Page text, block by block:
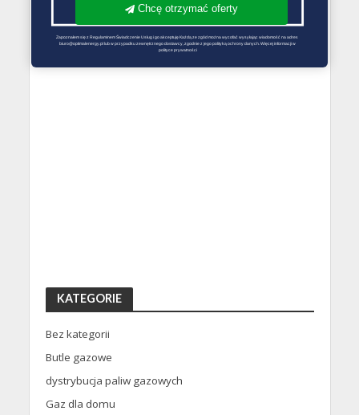
KATEGORIE
Bez kategorii
Butle gazowe
dystrybucja paliw gazowych
Gaz dla domu
Chcę otrzymać oferty
Zapoznałem się z Regulaminem Świadczenie Usług i go akceptuję Każdą ze zgód można wycofać wysyłając wiadomość na adres
biuro@optimalenergy.pl lub w przypadku zewnętrznego dostawcy, zgodnie z jego polityką ochrony danych. Więcej informacji w
polityce prywatności